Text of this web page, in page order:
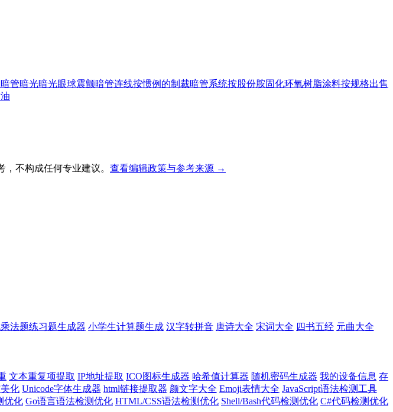
暗管暗光暗光眼球震颤暗管连线按惯例的制裁暗管系统按股份胺固化环氧树脂涂料按规格出售
不构成任何专业建议。 查看编辑政策与参考来源 →
法题练习题生成器 小学生计算题生成 汉字转拼音 唐诗大全 宋词大全 四书五经 元曲大全
文本重复项提取 IP地址提取 ICO图标生成器 哈希值计算器 随机密码生成器 我的设备信息 存
化 Unicode字体生成器 html链接提取器 颜文字大全 Emoji表情大全 JavaScript语法检测工具
优化 Go语言语法检测优化 HTML/CSS语法检测优化 Shell/Bash代码检测优化 C#代码检测优化